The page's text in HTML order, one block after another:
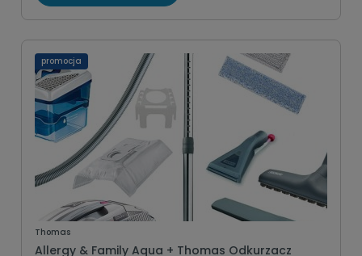
Thomas
Allergy & Family Aqua + Thomas Odkurzacz
promocja